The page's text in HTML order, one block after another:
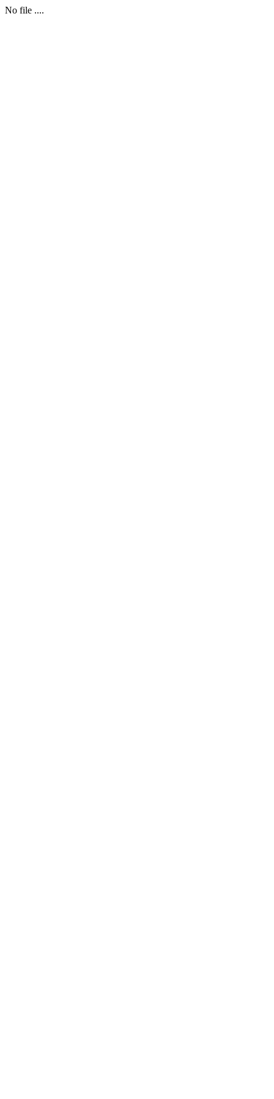
No file ....